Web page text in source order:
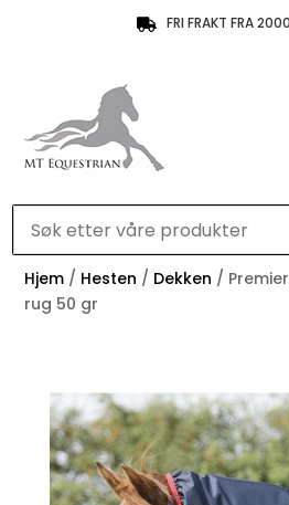
 FRI FRAKT FRA
Hjem / Hesten / Dekken /
rug 50 gr